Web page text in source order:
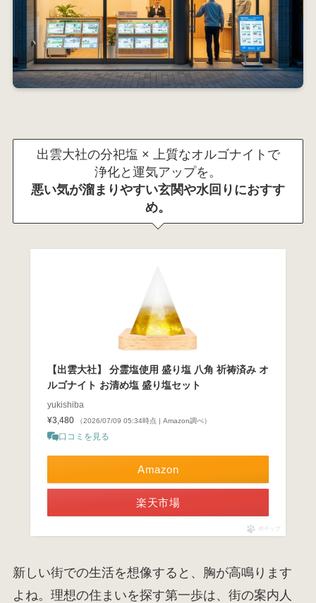
出雲大社の分祀塩 × 上質なオルゴナイトで
浄化と運気アップを。
悪い気が溜まりやすい玄関や水回りにおすす
め。
【出雲大社】 分霊塩使用 盛り塩 八角 祈祷済み オ
ルゴナイト お清め塩 盛り塩セット
yukishiba
¥3,480
（2026/07/09 05:34時点 | Amazon調べ）
口コミを見る
Amazon
楽天市場
ポチップ
新しい街での生活を想像すると、胸が高鳴ります
よね。理想の住まいを探す第一歩は、街の案内人